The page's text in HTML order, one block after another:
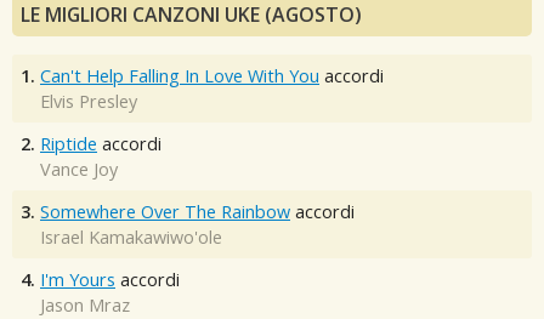
LE MIGLIORI CANZONI UKE (AGOSTO)
1. Can't Help Falling In Love With You accordi
Elvis Presley
2. Riptide accordi
Vance Joy
3. Somewhere Over The Rainbow accordi
Israel Kamakawiwo'ole
4. I'm Yours accordi
Jason Mraz